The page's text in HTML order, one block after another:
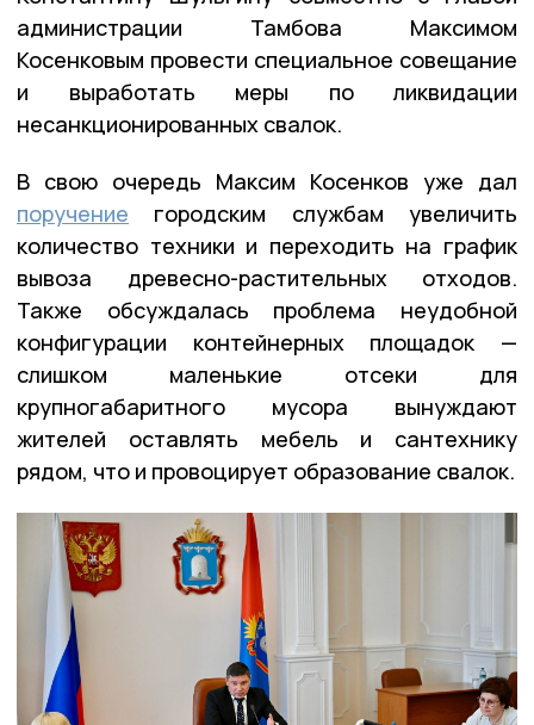
администрации Тамбова Максимом
Косенковым провести специальное совещание
и выработать меры по ликвидации
несанкционированных свалок.
В свою очередь Максим Косенков уже дал
поручение городским службам увеличить
количество техники и переходить на график
вывоза древесно-растительных отходов.
Также обсуждалась проблема неудобной
конфигурации контейнерных площадок —
слишком маленькие отсеки для
крупногабаритного мусора вынуждают
жителей оставлять мебель и сантехнику
рядом, что и провоцирует образование свалок.